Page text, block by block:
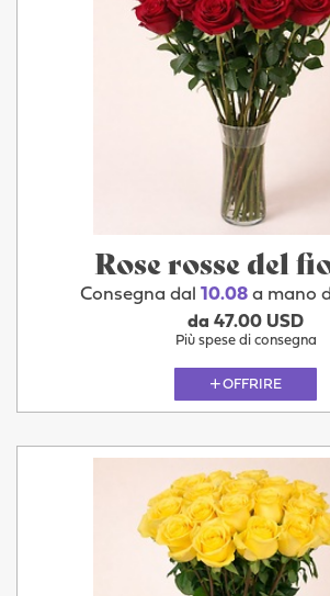
Rose rosse del
Consegna dal 10.08 a mano
da 47.00 USD
Più spese di consegna
OFFRIRE